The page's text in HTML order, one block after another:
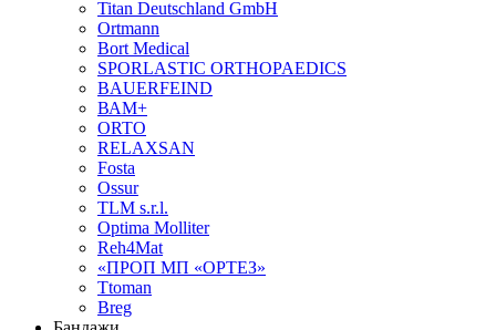
Titan Deutschland GmbH
Ortmann
Bort Medical
SPORLASTIC ORTHOPAEDICS
BAUERFEIND
ВАМ+
ORTO
RELAXSAN
Fosta
Ossur
TLM s.r.l.
Optima Molliter
Reh4Mat
«ПРОП МП «ОРТЕЗ»
Ttoman
Breg